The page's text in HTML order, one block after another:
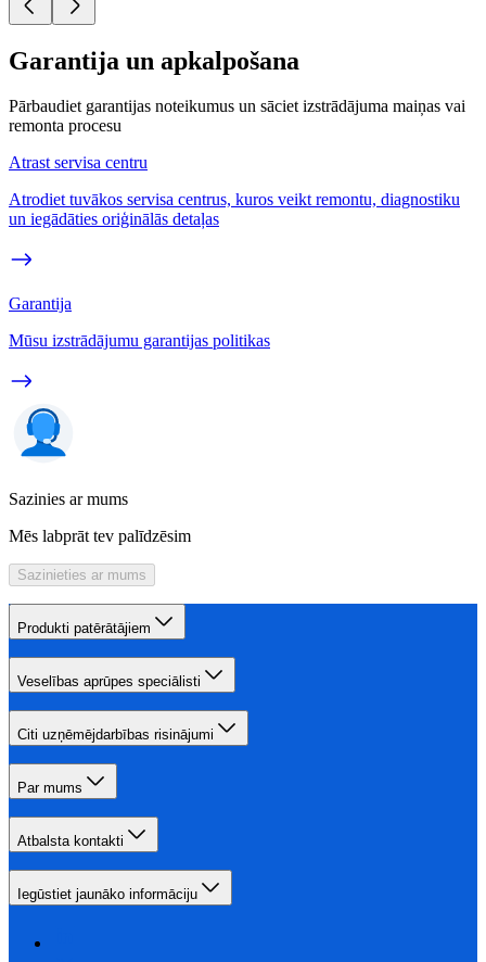
Garantija un apkalpošana
Pārbaudiet garantijas noteikumus un sāciet izstrādājuma maiņas vai
remonta procesu
Atrast servisa centru
Atrodiet tuvākos servisa centrus, kuros veikt remontu, diagnostiku
un iegādāties oriģinālās detaļas
Garantija
Mūsu izstrādājumu garantijas politikas
Sazinies ar mums
Mēs labprāt tev palīdzēsim
Sazinieties ar mums
Produkti patērātājiem
Veselības aprūpes speciālisti
Citi uzņēmējdarbības risinājumi
Par mums
Atbalsta kontakti
Iegūstiet jaunāko informāciju